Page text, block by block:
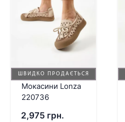
ШВИДКО ПРОДАЄТЬСЯ
Мокасини Lonza
220736
2,975 грн.